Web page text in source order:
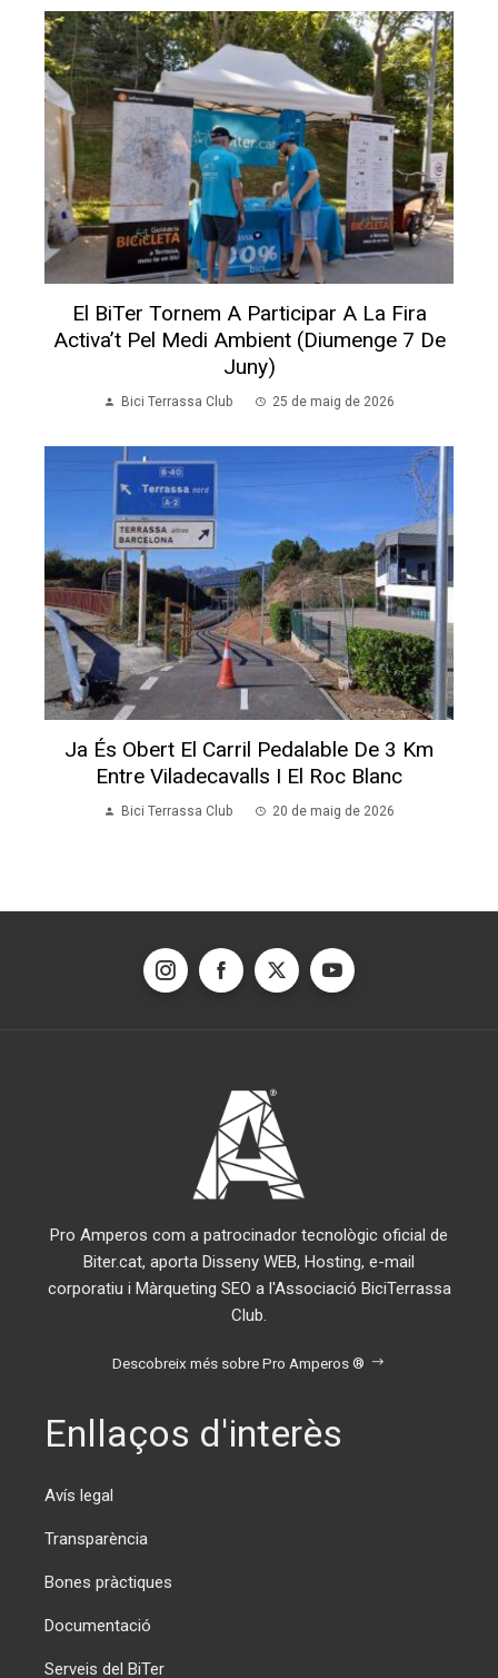
El BiTer Tornem A Participar A La Fira
Activa’t Pel Medi Ambient (diumenge 7 De
Juny)
Bici Terrassa Club 25 de maig de 2026
Ja És Obert El Carril Pedalable De 3 Km
Entre Viladecavalls I El Roc Blanc
Bici Terrassa Club 20 de maig de 2026
Pro Amperos com a patrocinador tecnològic oficial de
Biter.cat, aporta Disseny WEB, Hosting, e-mail
corporatiu i Màrqueting SEO a l'Associació BiciTerrassa
Club.
Descobreix més sobre Pro Amperos ®
Enllaços d'interès
Avís legal
Transparència
Bones pràctiques
Documentació
Serveis del BiTer